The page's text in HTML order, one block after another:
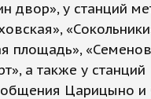
двор», у станций
площадь»,
а также у станций
Царицыно и